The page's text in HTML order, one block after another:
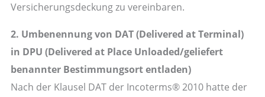
Versicherungsdeckung zu vereinbaren.
2. Umbenennung von DAT (Delivered at Terminal)
in DPU (Delivered at Place Unloaded/geliefert
benannter Bestimmungsort entladen)
Nach der Klausel DAT der Incoterms® 2010 hatte der